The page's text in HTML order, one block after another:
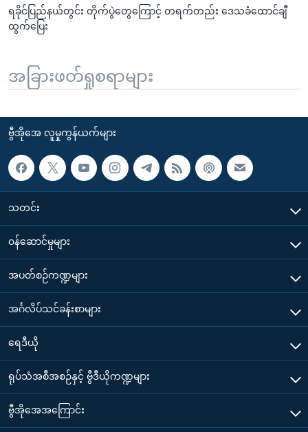
ရခိုင်ပြည်နယ်တွင်း တိုက်ပွဲတွေကြောင့် တရက်တည်း ဒေသခံထောင်ချီ
ထွက်ပြေး
အခြားဖတ်ရှုစရာများ
ဗွီအိုအေ လူမှုကွန်ယက်များ
သတင်း
၀န်ဆောင်မှုများ
အပတ်စဉ်ကဏ္ဍများ
အင်္ဂလိပ်သင်ခန်းစာများ
ရေဒီယို
ရုပ်သံအစီအစဉ်နှင့် ဗွီဒီယိုကဏ္ဍများ
ဗွီအိုအေအကြောင်း